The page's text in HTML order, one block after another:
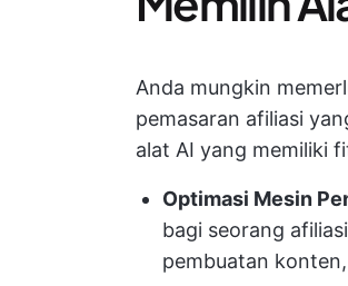
Anda mungkin
pemasaran afiliasi
alat AI yang memiliki
Optimasi Mesin
bagi seorang
pembuatan